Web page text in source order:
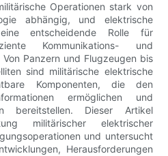
Operationen stark von
abhängig, und elektrische
entscheidende Rolle für
Kommunikations- und
Panzern und Flugzeugen bis
sind militärische elektrische
Komponenten, die den
ermöglichen und
bereitstellen. Dieser Artikel
militärischer elektrischer
und untersucht
Herausforderungen